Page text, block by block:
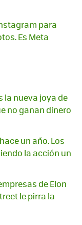
para
Es Meta
la nueva joya de
no ganan dinero
un año. Los
la acción un
de Elon
le pirra la